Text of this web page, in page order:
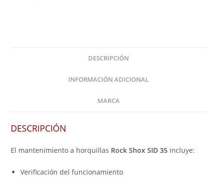
DESCRIPCIÓN
INFORMACIÓN ADICIONAL
MARCA
DESCRIPCIÓN
El mantenimiento a horquillas Rock Shox SID 35 incluye:
Verificación del funcionamiento